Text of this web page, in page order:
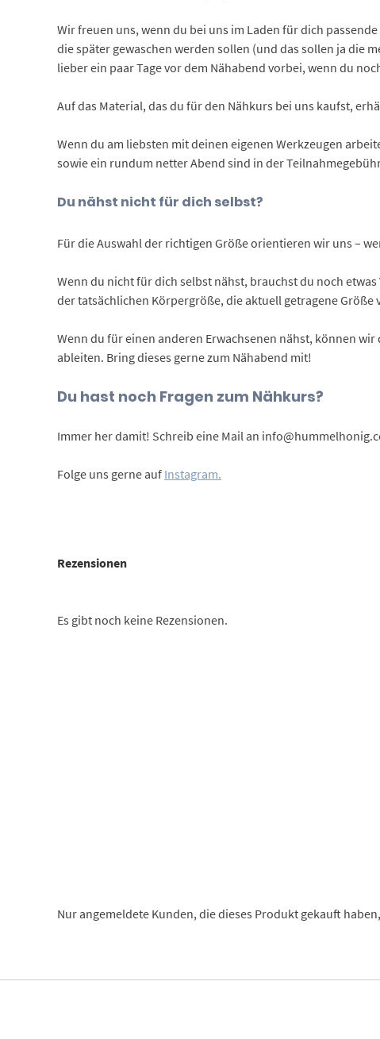
Wir freuen uns, wenn du bei uns im Laden für dich
die später gewaschen werden sollen (und das sollen ja die
lieber ein paar Tage vor dem Nähabend vorbei, wenn du
Auf das Material, das du für den Nähkurs bei uns kaufst,
Wenn du am liebsten mit deinen eigenen Werkzeugen
sowie ein rundum netter Abend sind in der
Du nähst nicht für dich selbst?
Für die Auswahl der richtigen Größe orientieren wir uns –
Wenn du nicht für dich selbst nähst, brauchst du noch
der tatsächlichen Körpergröße, die aktuell getragene
Wenn du für einen anderen Erwachsenen nähst, können
ableiten. Bring dieses gerne zum Nähabend mit!
Du hast noch Fragen zum Nähkurs?
Immer her damit! Schreib eine Mail an
Folge uns gerne auf Instagram.
Rezensionen
Es gibt noch keine Rezensionen.
Nur angemeldete Kunden, die dieses Produkt gekauft